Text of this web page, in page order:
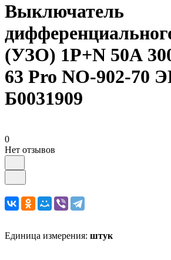
Выключатель
(УЗО) 1P+N 50А
63 Pro NO-902-70
Б0031909
0
Нет отзывов
Единица измерения: штук